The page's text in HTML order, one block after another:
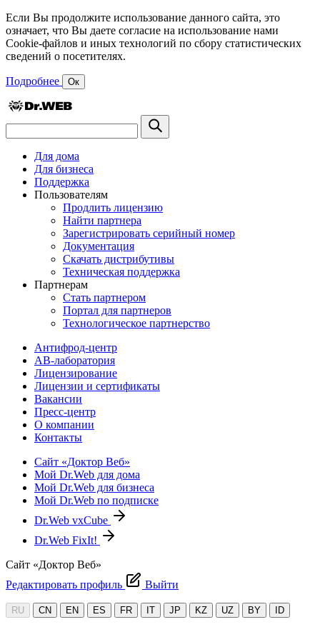
Если Вы продолжите использование данного сайта, это
означает, что Вы даете согласие на использование нами
Cookie-файлов и иных технологий по сбору статистических
сведений о посетителях.
Подробнее Ок
Для дома
Для бизнеса
Поддержка
Пользователям
Продлить лицензию
Найти партнера
Зарегистрировать серийный номер
Документация
Скачать дистрибутивы
Техническая поддержка
Партнерам
Стать партнером
Портал для партнеров
Технологическое партнерство
Антифрод-центр
АВ-лаборатория
Лицензирование
Лицензии и сертификаты
Вакансии
Пресс-центр
О компании
Контакты
Сайт «Доктор Веб»
Мой Dr.Web для дома
Мой Dr.Web для бизнеса
Мой Dr.Web по подписке
Dr.Web vxCube
Dr.Web FixIt!
Сайт «Доктор Веб»
Редактировать профиль
Выйти
RU CN EN ES FR IT JP KZ UZ BY ID